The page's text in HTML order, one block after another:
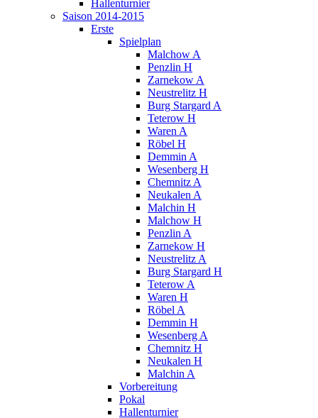
Hallenturnier
Saison 2014-2015
Erste
Spielplan
Malchow A
Penzlin H
Zarnekow A
Neustrelitz H
Burg Stargard A
Teterow H
Waren A
Röbel H
Demmin A
Wesenberg H
Chemnitz A
Neukalen A
Malchin H
Malchow H
Penzlin A
Zarnekow H
Neustrelitz A
Burg Stargard H
Teterow A
Waren H
Röbel A
Demmin H
Wesenberg A
Chemnitz H
Neukalen H
Malchin A
Vorbereitung
Pokal
Hallenturnier